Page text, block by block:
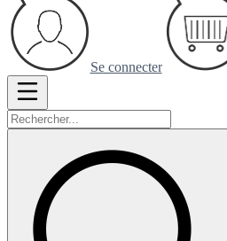
Se connecter